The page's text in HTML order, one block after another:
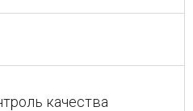
качества